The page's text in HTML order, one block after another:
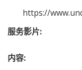
https://
服务影片:
内容: